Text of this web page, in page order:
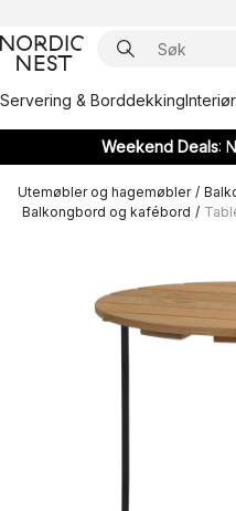
Servering & BorddekkingInteriør
Weekend Deals:
Utemøbler og hagemøbler /
Balkongbord og kafébord /